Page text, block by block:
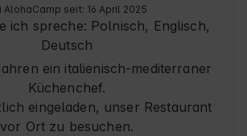
AlohaCamp seit: 16 April 2025
ich spreche: Polnisch, Englisch,
Deutsch
ein italienisch-mediterraner
Küchenchef.
eingeladen, unser Restaurant
vor Ort zu besuchen.